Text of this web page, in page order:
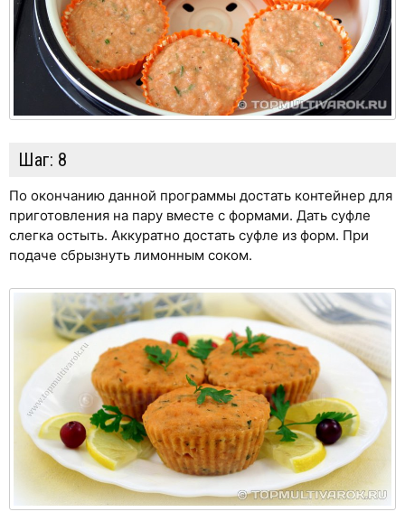
Шаг: 8
По окончанию данной программы достать контейнер для
приготовления на пару вместе с формами. Дать суфле
слегка остыть. Аккуратно достать суфле из форм. При
подаче сбрызнуть лимонным соком.